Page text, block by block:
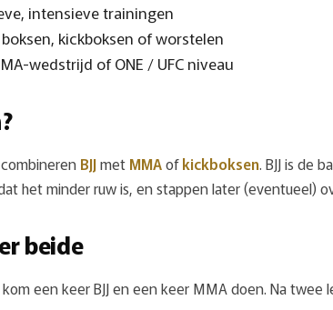
intensieve trainingen
kickboksen of worstelen
wedstrijd of ONE / UFC niveau
BJJmet MMAofkickboksen. BJJ is de
het minder ruw is, en stappen later (eventueel)
beide
een keer BJJ en een keer MMA doen. Na